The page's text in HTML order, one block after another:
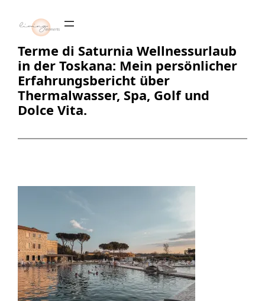
Inhalt
springen
Terme di Saturnia Wellnessurlaub
in der Toskana: Mein persönlicher
Erfahrungsbericht über
Thermalwasser, Spa, Golf und
Dolce Vita.